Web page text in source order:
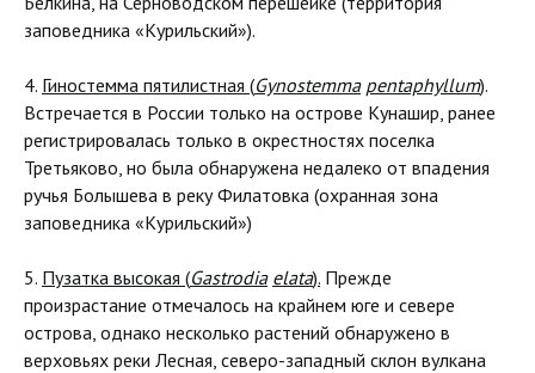
заповедника «Курильский»).
4. Гиностемма пятилистная (Gynostemma pentaphyllum).
Встречается в России только на острове Кунашир, ранее
регистрировалась только в окрестностях поселка
Третьяково, но была обнаружена недалеко от впадения
ручья Болышева в реку Филатовка (охранная зона
заповедника «Курильский»)
5. Пузатка высокая (Gastrodia elata). Прежде
произрастание отмечалось на крайнем юге и севере
острова, однако несколько растений обнаружено в
верховьях реки Лесная, северо-западный склон вулкана